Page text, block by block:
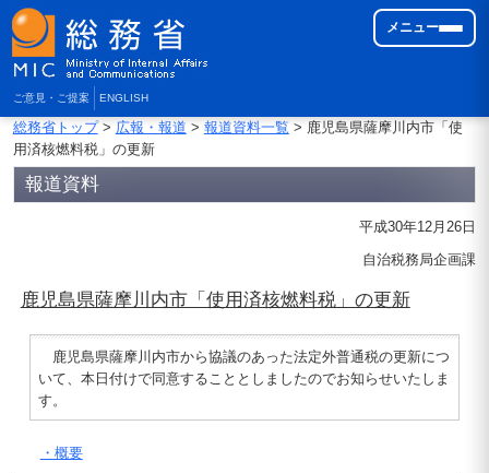
ご意見・ご提案 ENGLISH
メニュー
総務省トップ> 広報・報道 > 報道資料一覧> 鹿児島県薩摩川内市「使
用済核燃料税」の更新
報道資料
平成30年12月26日
自治税務局企画課
鹿児島県薩摩川内市「使用済核燃料税」の更新
鹿児島県薩摩川内市から協議のあった法定外普通税の更新につ
いて、本日付けで同意することとしましたのでお知らせいたしま
す。
・概要